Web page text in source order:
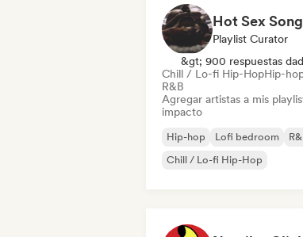
Playlist Curator
&gt; 900 respuestas
Chill / Lo-fi Hip-HopHip-
R&B
Agregar artistas a mis
impacto
Hip-hop Lofi bedroom
Chill / Lo-fi Hip-Hop